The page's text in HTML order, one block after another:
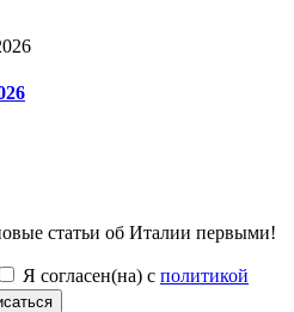
статьи об Италии первыми!
Я согласен(на) с политикой